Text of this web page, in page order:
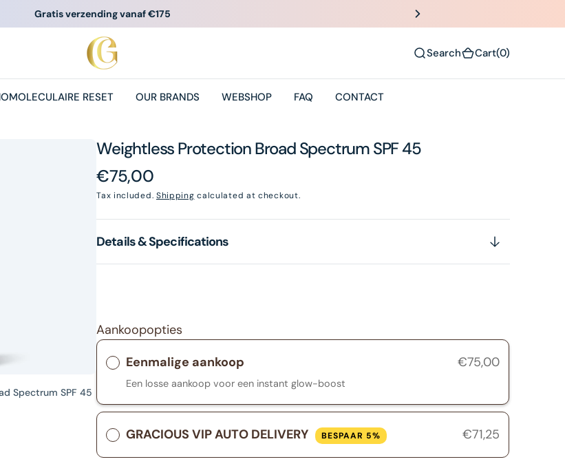
Gratis verzending vanaf €175
Search Cart(0)
RESET OUR BRANDS WEBSHOP FAQ CONTACT
Weightless Protection Broad Spectrum SPF 45
Regular
price
€75,00
Tax included. Shipping calculated at checkout.
Details & Specifications
Aankoopopties
Eenmalige aankoop
€75,00
Een losse aankoop voor een instant glow-boost
GRACIOUS VIP AUTO DELIVERY BESPAAR 5% €71,25
Spectrum SPF 45